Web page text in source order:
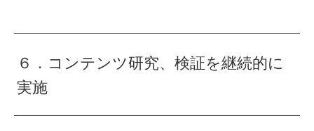
６．コンテンツ研究、検証を継続的に
実施